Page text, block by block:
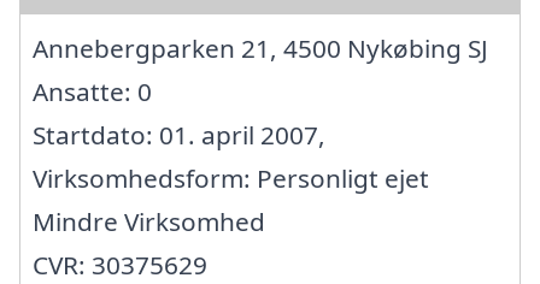
Annebergparken 21, 4500 Nykøbing SJ
Ansatte: 0
Startdato: 01. april 2007,
Virksomhedsform: Personligt ejet
Mindre Virksomhed
CVR: 30375629